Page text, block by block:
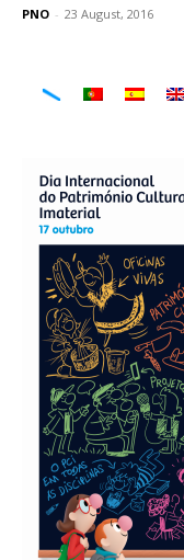
PNO - 23 August, 2016